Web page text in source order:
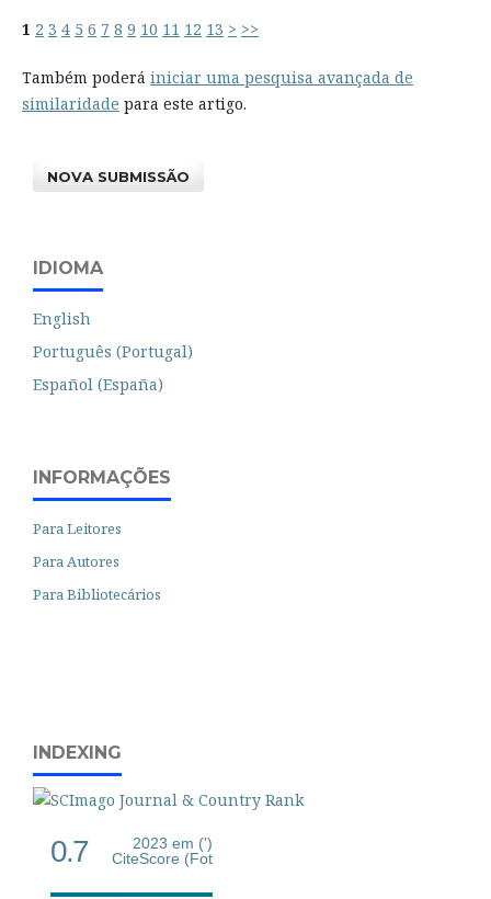
1 2 3 4 5 6 7 8 9 10 11 12 13 > >>
Também poderá iniciar uma pesquisa avançada de
similaridade para este artigo.
NOVA SUBMISSÃO
IDIOMA
English
Português (Portugal)
Español (España)
INFORMAÇÕES
Para Leitores
Para Autores
Para Bibliotecários
INDEXING
0.7
2023 em (')
CiteScore (Fot